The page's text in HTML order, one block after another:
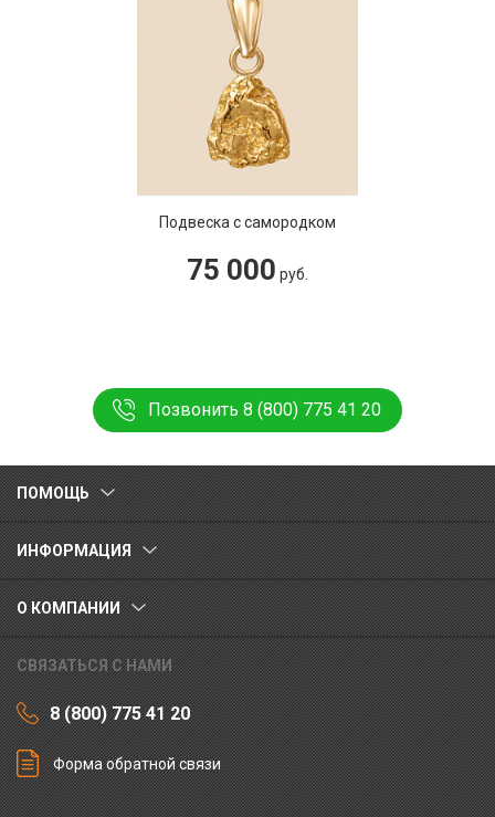
Подвеска с самородком
75 000 руб.
Позвонить 8 (800) 775 41 20
ПОМОЩЬ
ИНФОРМАЦИЯ
О КОМПАНИИ
СВЯЗАТЬСЯ С НАМИ
8 (800) 775 41 20
Форма обратной связи